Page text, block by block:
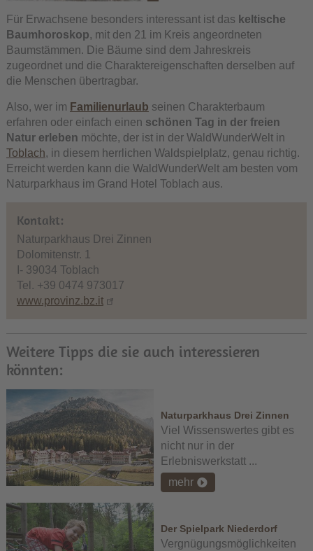
Für Erwachsene besonders interessant ist das keltische
Baumhoroskop, mit den 21 im Kreis angeordneten
Baumstämmen. Die Bäume sind dem Jahreskreis
zugeordnet und die Charaktereigenschaften derselben auf
die Menschen übertragbar.
Also, wer im Familienurlaub seinen Charakterbaum
erfahren oder einfach einen schönen Tag in der freien
Natur erleben möchte, der ist in der WaldWunderWelt in
Toblach, in diesem herrlichen Waldspielplatz, genau richtig.
Erreicht werden kann die WaldWunderWelt am besten vom
Naturparkhaus im Grand Hotel Toblach aus.
Kontakt:
Naturparkhaus Drei Zinnen
Dolomitenstr. 1
I- 39034 Toblach
Tel. +39 0474 973017
www.provinz.bz.it
Weitere Tipps die sie auch interessieren
könnten:
Naturparkhaus Drei Zinnen
Viel Wissenswertes gibt es
nicht nur in der
Erlebniswerkstatt ...
mehr
Der Spielpark Niederdorf
Vergnügungsmöglichkeiten